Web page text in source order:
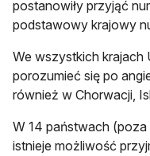
postanowiły przyjąć
podstawowy krajowy
We wszystkich krajach
porozumieć się po
również w Chorwacji,
W 14 państwach (poza
istnieje możliwość